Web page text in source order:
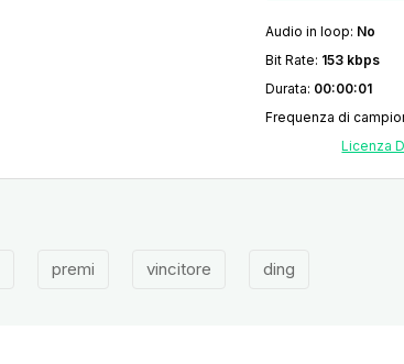
Audio in loop: No
Bit Rate: 153 kbps
Durata: 00:00:01
Frequenza di
Licenza
premi vincitore ding